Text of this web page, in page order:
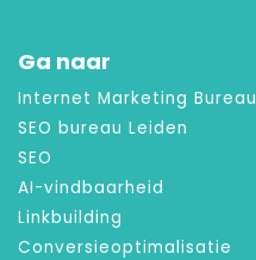
Ga naar
Internet Marketing Bureau
SEO bureau Leiden
SEO
AI-vindbaarheid
Linkbuilding
Conversieoptimalisatie